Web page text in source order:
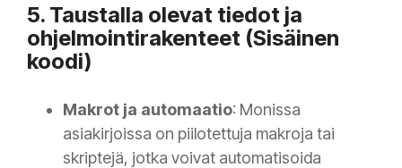
5. Taustalla olevat tiedot ja
ohjelmointirakenteet (Sisäinen
koodi)
Makrot ja automaatio: Monissa
asiakirjoissa on piilotettuja makroja tai
skriptejä, jotka voivat automatisoida